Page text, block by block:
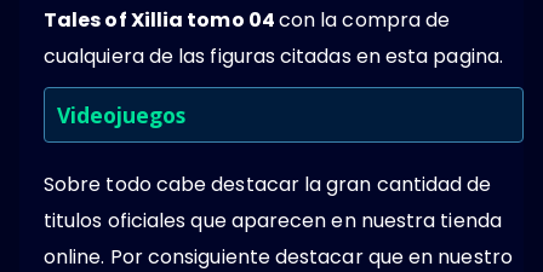
Tales of Xillia tomo 04con la compra de
cualquiera de las figuras citadas en esta pagina.
Videojuegos
Sobre todo cabe destacar la gran cantidad de
titulos oficiales que aparecen en nuestra tienda
online. Por consiguiente destacar que en nuestro